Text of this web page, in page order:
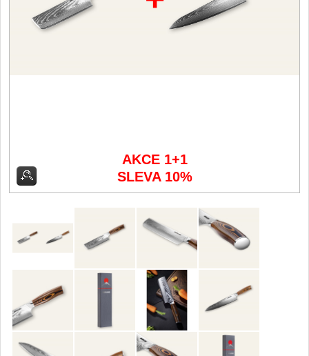
Doplňky k nožům
Vodní filtry a konvice
AKCE 1+1
SLEVA 10%